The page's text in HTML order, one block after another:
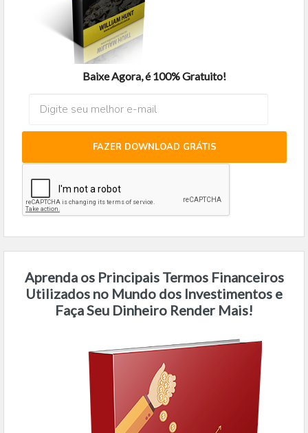
Baixe Agora, é 100% Gratuito!
FAZER DOWNLOAD GRÁTIS
Aprenda os Principais Termos Financeiros
Utilizados no Mundo dos Investimentos e
Faça Seu Dinheiro Render Mais!